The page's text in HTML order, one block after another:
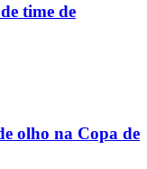
time de
olho na Copa de